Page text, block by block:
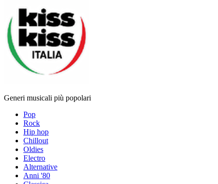
Generi musicali più popolari
Pop
Rock
Hip hop
Chillout
Oldies
Electro
Alternative
Anni '80